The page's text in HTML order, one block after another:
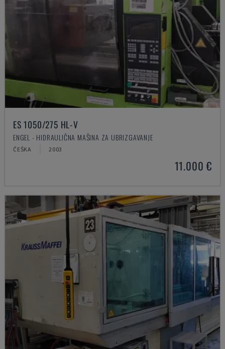
ES 1050/275 HL-V
ENGEL - HIDRAULIČNA MAŠINA ZA UBRIZGAVANJE
ČEŠKA 2003
11.000 €